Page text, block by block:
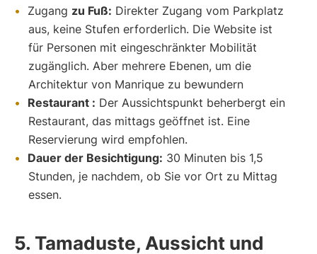
Zugang zu Fuß: Direkter Zugang vom Parkplatz
aus, keine Stufen erforderlich. Die Website ist
für Personen mit eingeschränkter Mobilität
zugänglich. Aber mehrere Ebenen, um die
Architektur von Manrique zu bewundern
Restaurant : Der Aussichtspunkt beherbergt ein
Restaurant, das mittags geöffnet ist. Eine
Reservierung wird empfohlen.
Dauer der Besichtigung: 30 Minuten bis 1,5
Stunden, je nachdem, ob Sie vor Ort zu Mittag
essen.
5. Tamaduste, Aussicht und